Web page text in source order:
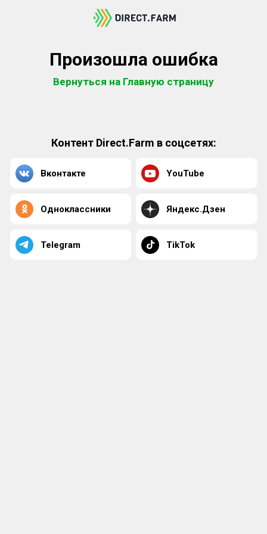
Произошла ошибка
Вернуться на Главную страницу
Контент Direct.Farm в соцсетях:
Вконтакте YouTube
Одноклассники Яндекс.Дзен
Telegram TikTok